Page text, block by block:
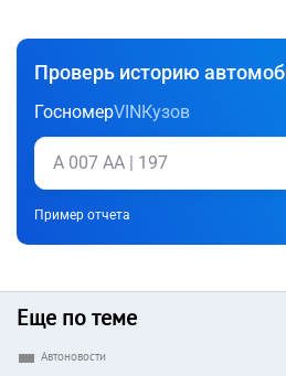
Проверь историю
ГосномерVINКузов
Пример отчета
Еще по теме
Автоновости